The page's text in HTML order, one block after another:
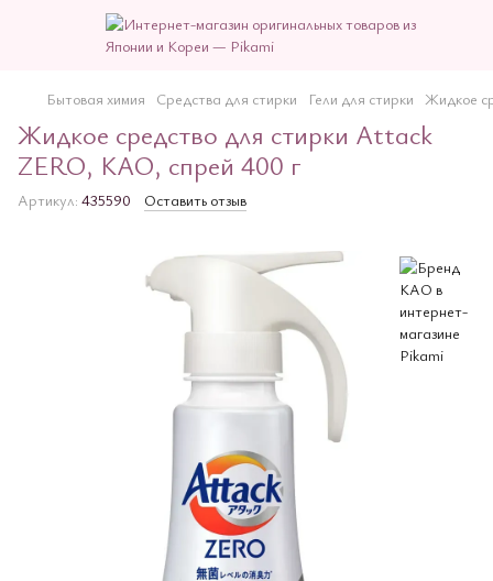
Бытовая химия Средства для стирки Гели для стирки Жидкое
Жидкое средство для стирки Attack
ZERO, КАО, спрей 400 г
Артикул: 435590 Оставить отзыв